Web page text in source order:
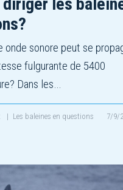
les
onde sonore peut se
fulgurante de 5400
Dans les…
| Les baleines en questions 7/9/